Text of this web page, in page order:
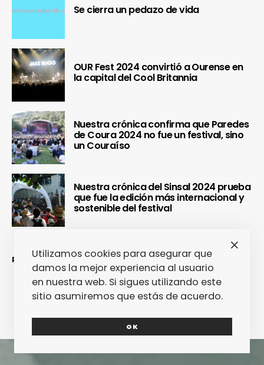
Se cierra un pedazo de vida
OUR Fest 2024 convirtió a Ourense en
la capital del Cool Britannia
Nuestra crónica confirma que Paredes
de Coura 2024 no fue un festival, sino
un Couraíso
Nuestra crónica del Sinsal 2024 prueba
que fue la edición más internacional y
sostenible del festival
REDES SOCIALES
Utilizamos cookies para asegurar que
damos la mejor experiencia al usuario
en nuestra web. Si sigues utilizando este
sitio asumiremos que estás de acuerdo.
OK